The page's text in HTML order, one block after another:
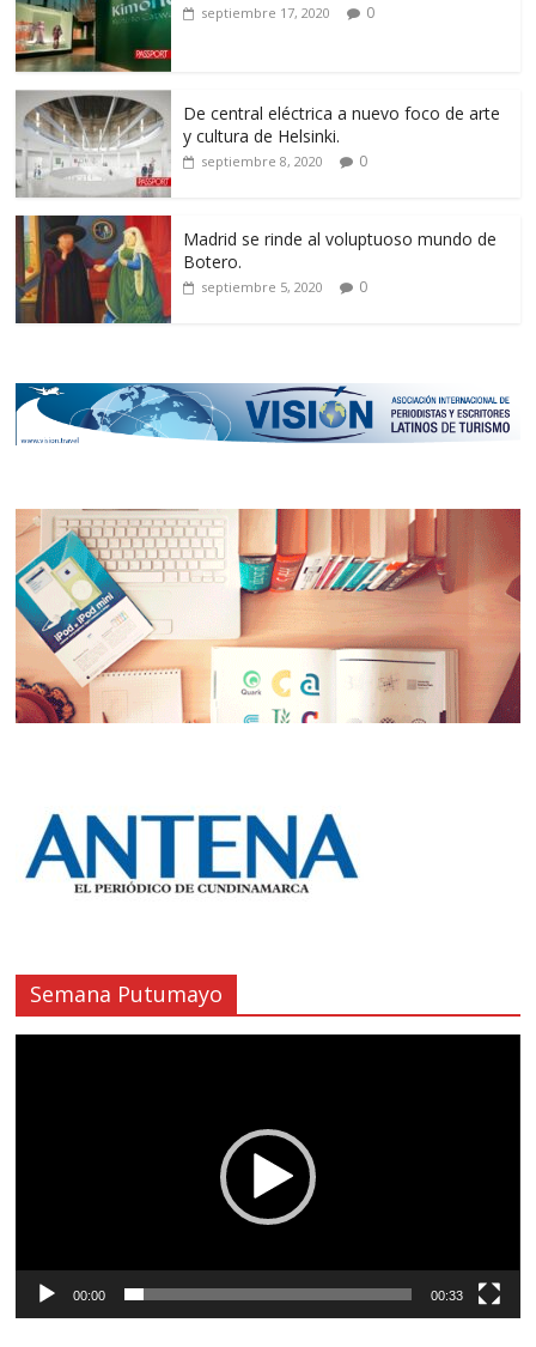
septiembre 17, 2020 0
De central eléctrica a nuevo foco de arte
y cultura de Helsinki.
septiembre 8, 2020 0
Madrid se rinde al voluptuoso mundo de
Botero.
septiembre 5, 2020 0
Semana Putumayo
00:00 00:33